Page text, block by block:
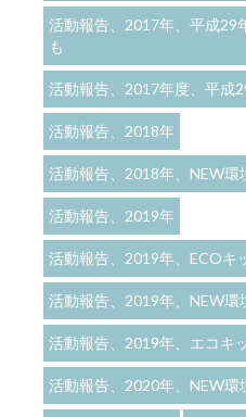
活動報告、2017年、平成29
も
活動報告、2017年度、平成
活動報告、2018年
活動報告、2018年、NEW環
活動報告、2019年
活動報告、2019年、ECOキ
活動報告、2019年、NEW環
活動報告、2019年、エコキ
活動報告、2020年、NEW環